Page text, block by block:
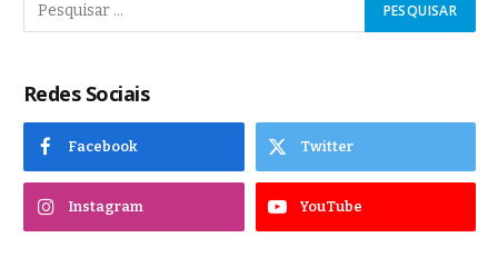
Redes Sociais
Facebook Twitter
Instagram YouTube